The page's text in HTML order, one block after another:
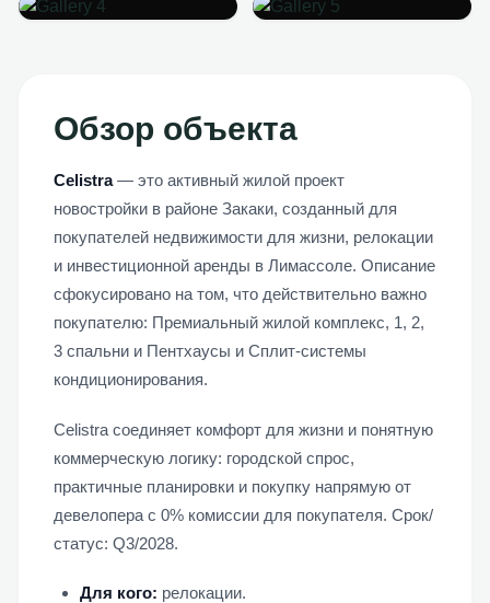
Обзор объекта
Celistra— это активный жилой проект
новостройки в районе Закаки, созданный для
покупателей недвижимости для жизни, релокации
и инвестиционной аренды в Лимассоле. Описание
сфокусировано на том, что действительно важно
покупателю: Премиальный жилой комплекс, 1, 2,
3 спальни и Пентхаусы и Сплит-системы
кондиционирования.
Celistra соединяет комфорт для жизни и понятную
коммерческую логику: городской спрос,
практичные планировки и покупку напрямую от
девелопера с 0% комиссии для покупателя. Срок/
статус: Q3/2028.
Для кого: релокации.